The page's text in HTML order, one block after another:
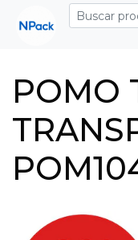
POMO